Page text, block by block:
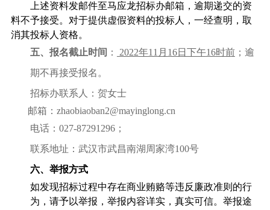
上述资料发邮件至马应龙招标办邮箱，逾期递交的资
料不予接受。对于提供虚假资料的投标人，一经查明，取
消其投标人资格。
五、报名截止时间 ： 2022年11 月 16日下午16时前；逾
期不再接受报名。
招标办联系人：贺女士
邮箱： zhaobiaoban2@mayinglong.cn
电话： 027-87291296；
联系地址：武汉市武昌南湖周家湾100号
六、举报方式
如发现招标过程中存在商业贿赂等违反廉政准则的行
为，请予以举报，举报内容详实，真实可信。举报途